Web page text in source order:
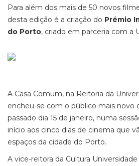
Para além dos mais de 50 novos
desta edição é a criação do Prémio
do Porto, criado em parceria com a
A Casa Comum, na Reitoria da
encheu-se com o público mais novo
passado dia 15 de janeiro, numa
início aos cinco dias de cinema que
espaços da cidade do Porto.
A vice-reitora da Cultura